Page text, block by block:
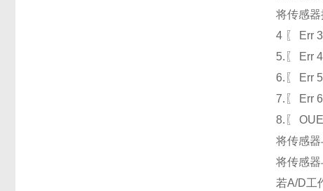
将传感器
4 〖 Err
5.〖 Err
6.〖 Err
7.〖 Err
8.〖
将传感器
将传感器
若A/D工